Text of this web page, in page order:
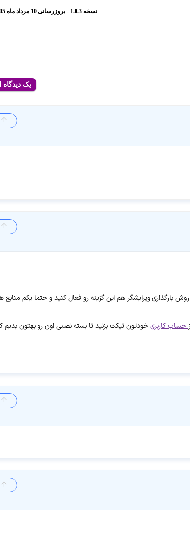
نسخه 1.0.3 - بروزرسانی 10 مرداد ماه 1405
یک دیدگاه
بارگذاری ویرایشگر هم این گزینه رو فعال کنید و حتما یکم
حساب کاربریخودتون تیکت بزنید تا بسته نصبی اون رو بهتون بدیم